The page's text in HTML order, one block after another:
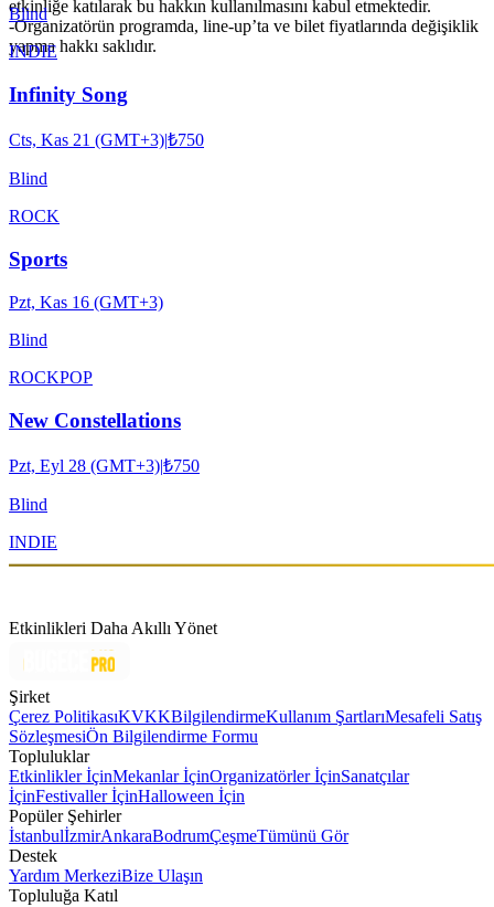
etkinliğe katılarak bu hakkın kullanılmasını kabul etmektedir.
-Organizatörün programda, line-up’ta ve bilet fiyatlarında değişiklik
yapma hakkı saklıdır.
Blind
INDIE
Infinity Song
Cts, Kas 21 (GMT+3)|₺750
Blind
ROCK
Sports
Pzt, Kas 16 (GMT+3)
Blind
ROCKPOP
New Constellations
Pzt, Eyl 28 (GMT+3)|₺750
Blind
INDIE
Etkinlikleri Daha Akıllı Yönet
Şirket
Çerez PolitikasıKVKKBilgilendirmeKullanım ŞartlarıMesafeli Satış
SözleşmesiÖn Bilgilendirme Formu
Topluluklar
Etkinlikler İçinMekanlar İçinOrganizatörler İçinSanatçılar
İçinFestivaller İçinHalloween İçin
Popüler Şehirler
İstanbulİzmirAnkaraBodrumÇeşmeTümünü Gör
Destek
Yardım MerkeziBize Ulaşın
Topluluğa Katıl